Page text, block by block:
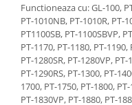
Functioneaza cu: GL-100,
PT-1010NB, PT-1010R, PT-
PT1100SB, PT-1100SBVP,
PT-1170, PT-1180, PT-
PT-1280SR, PT-1280VP,
PT-1290RS, PT-1300, PT-
1700, PT-1750, PT-1800,
PT-1830VP, PT-1880, PT-